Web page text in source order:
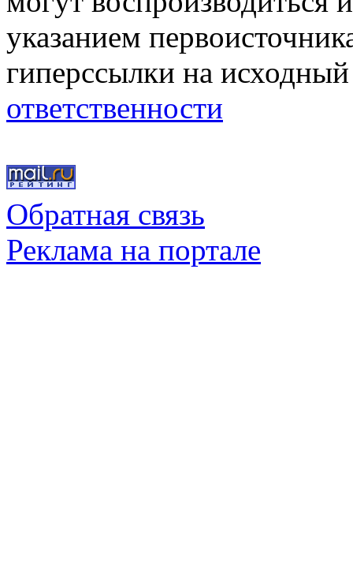
указанием
гиперссылки на
ответственности
Обратная связь
Реклама на портале